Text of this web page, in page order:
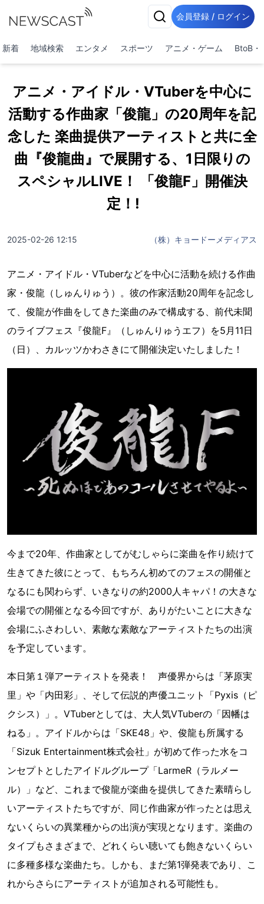
会員登録 / ログイン
新着 地域検索 エンタメ スポーツ アニメ・ゲーム BtoB・
アニメ・アイドル・VTuberを中心に
活動する作曲家「俊龍」の20周年を記
念した 楽曲提供アーティストと共に全
曲『俊龍曲』で展開する、1日限りの
スペシャルLIVE！ 「俊龍F」開催決
定！!
2025-02-26 12:15 （株）キョードーメディアス
アニメ・アイドル・VTuberなどを中心に活動を続ける作曲
家・俊龍（しゅんりゅう）。彼の作家活動20周年を記念し
て、俊龍が作曲をしてきた楽曲のみで構成する、前代未聞
のライブフェス『俊龍F』（しゅんりゅうエフ）を5月11日
（日）、カルッツかわさきにて開催決定いたしました！
今まで20年、作曲家としてがむしゃらに楽曲を作り続けて
生きてきた彼にとって、もちろん初めてのフェスの開催と
なるにも関わらず、いきなりの約2000人キャパ！の大きな
会場での開催となる今回ですが、ありがたいことに大きな
会場にふさわしい、素敵な素敵なアーティストたちの出演
を予定しています。
本日第１弾アーティストを発表！ 声優界からは「茅原実
里」や「内田彩」、そして伝説的声優ユニット「Pyxis（ピ
クシス）」。VTuberとしては、大人気VTuberの「因幡は
ねる」。アイドルからは「SKE48」や、俊龍も所属する
「Sizuk Entertainment株式会社」が初めて作った水をコ
ンセプトとしたアイドルグループ「LarmeR（ラルメー
ル）」など、これまで俊龍が楽曲を提供してきた素晴らし
いアーティストたちですが、同じ作曲家が作ったとは思え
ないくらいの異業種からの出演が実現となります。楽曲の
タイプもさまざまで、どれくらい聴いても飽きないくらい
に多種多様な楽曲たち。しかも、まだ第1弾発表であり、こ
れからさらにアーティストが追加される可能性も。